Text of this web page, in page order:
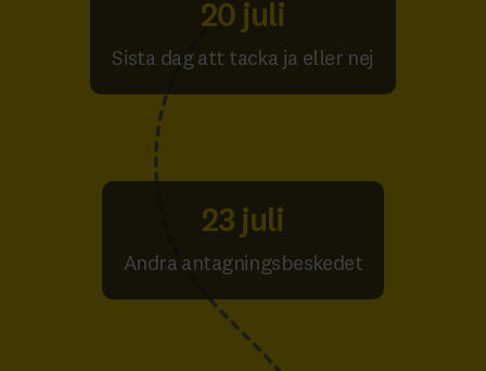
20 juli
Sista dag att tacka ja eller nej
23 juli
Andra antagningsbeskedet